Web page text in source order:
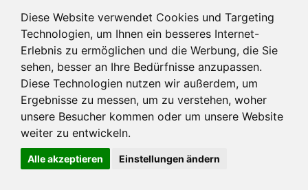
Diese Website verwendet Cookies und Targeting
Technologien, um Ihnen ein besseres Internet-
Erlebnis zu ermöglichen und die Werbung, die Sie
sehen, besser an Ihre Bedürfnisse anzupassen.
Diese Technologien nutzen wir außerdem, um
Ergebnisse zu messen, um zu verstehen, woher
unsere Besucher kommen oder um unsere Website
weiter zu entwickeln.
Alle akzeptieren Einstellungen ändern
Impressum und mehr